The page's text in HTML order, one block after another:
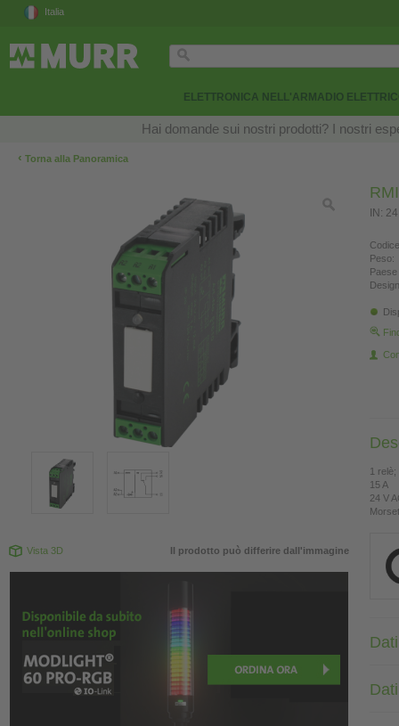
Italia
ELETTRONICA NELL'ARMADIO
Hai domande sui nostri prodotti? I nostri
‹ Torna alla Panoramica
Vista 3D Il prodotto può differire dall'immagine
IN:
Peso:
1
15 A
24 V